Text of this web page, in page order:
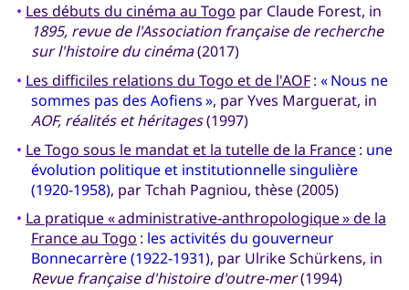
• Les débuts du cinéma au Togo par Claude Forest, in
1895, revue de l'Association française de recherche
sur l'histoire du cinéma(2017)
• Les difficiles relations du Togo et de l'AOF: « Nous ne
sommes pas des Aofiens », par Yves Marguerat, in
AOF, réalités et héritages(1997)
• Le Togo sous le mandat et la tutelle de la France: une
évolution politique et institutionnelle singulière
(1920-1958), par Tchah Pagniou, thèse (2005)
• La pratique « administrative-anthropologique » de la
France au Togo : les activités du gouverneur
Bonnecarrère (1922-1931), par Ulrike Schürkens, in
Revue française d'histoire d'outre-mer(1994)